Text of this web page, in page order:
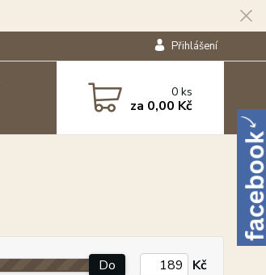
Přihlášení
0ks
za 0,00 Kč
Do Kč